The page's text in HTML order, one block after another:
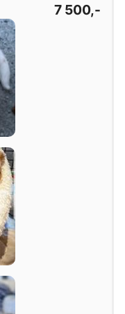
7 500,-